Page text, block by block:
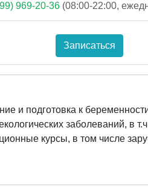
969-20-36 (08:00-22:00,
Записаться
и подготовка к
заболеваний, в
курсы, в том числе